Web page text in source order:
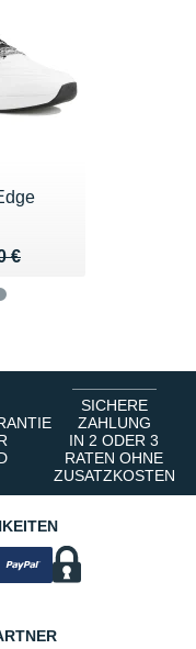
€ €
€
SICHERE
ZAHLUNG
IN 2 ODER 3
RATEN OHNE
ZUSATZKOSTEN